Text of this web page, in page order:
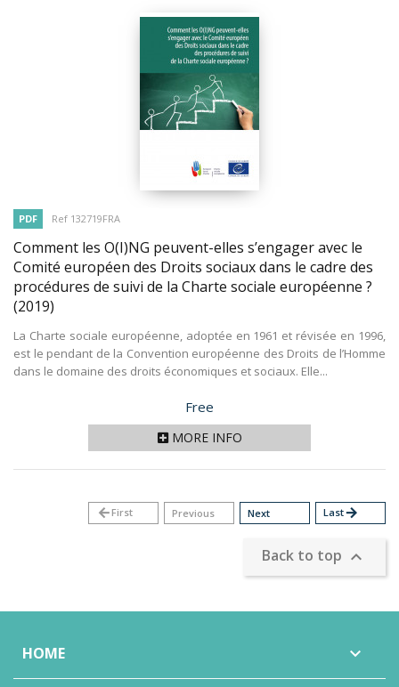
PDF Ref 132719FRA
Comment les O(I)NG peuvent-elles s’engager avec le
Comité européen des Droits sociaux dans le cadre des
procédures de suivi de la Charte sociale européenne ?
(2019)
La Charte sociale européenne, adoptée en 1961 et révisée en 1996,
est le pendant de la Convention européenne des Droits de l’Homme
dans le domaine des droits économiques et sociaux. Elle...
Price
Free
MORE INFO
arrow_backFirst Previous Next Lastarrow_forward
Back to top 
HOME 